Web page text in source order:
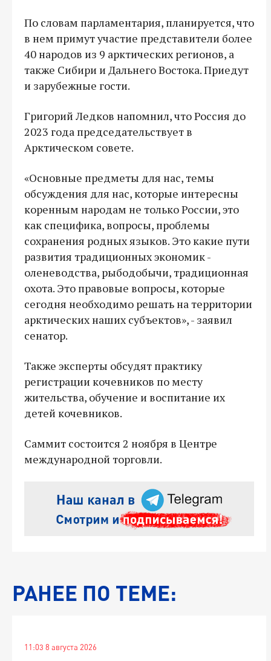
По словам парламентария, планируется, что
в нем примут участие представители более
40 народов из 9 арктических регионов, а
также Сибири и Дальнего Востока. Приедут
и зарубежные гости.
Григорий Ледков напомнил, что Россия до
2023 года председательствует в
Арктическом совете.
«Основные предметы для нас, темы
обсуждения для нас, которые интересны
коренным народам не только России, это
как специфика, вопросы, проблемы
сохранения родных языков. Это какие пути
развития традиционных экономик -
оленеводства, рыбодобычи, традиционная
охота. Это правовые вопросы, которые
сегодня необходимо решать на территории
арктических наших субъектов», - заявил
сенатор.
Также эксперты обсудят практику
регистрации кочевников по месту
жительства, обучение и воспитание их
детей кочевников.
Саммит состоится 2 ноября в Центре
международной торговли.
РАНЕЕ ПО ТЕМЕ:
11:03 8 августа 2026